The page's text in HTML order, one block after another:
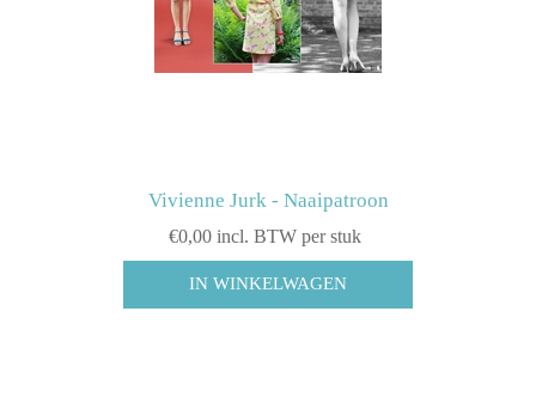
Vivienne Jurk - Naaipatroon
€0,00 incl. BTW per stuk